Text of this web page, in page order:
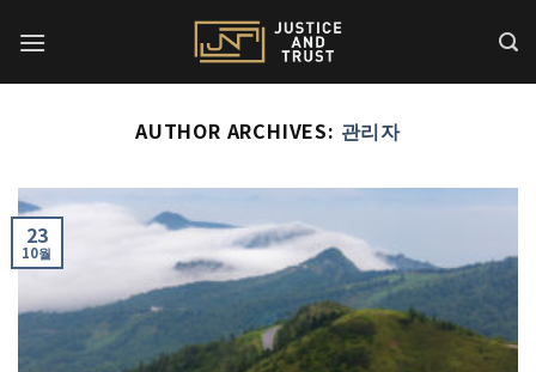
AUTHOR ARCHIVES: 관리자
23
10월